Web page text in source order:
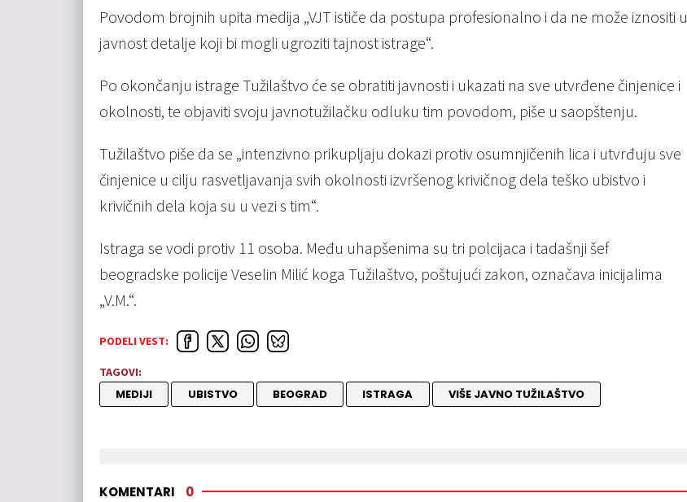
Povodom brojnih upita medija „VJT ističe da postupa profesionalno i da ne može iznositi u
javnost detalje koji bi mogli ugroziti tajnost istrage“.
Po okončanju istrage Tužilaštvo će se obratiti javnosti i ukazati na sve utvrđene činjenice i
okolnosti, te objaviti svoju javnotužilačku odluku tim povodom, piše u saopštenju.
Tužilaštvo piše da se „intenzivno prikupljaju dokazi protiv osumnjičenih lica i utvrđuju sve
činjenice u cilju rasvetljavanja svih okolnosti izvršenog krivičnog dela teško ubistvo i
krivičnih dela koja su u vezi s tim“.
Istraga se vodi protiv 11 osoba. Među uhapšenima su tri polcijaca i tadašnji šef
beogradske policije Veselin Milić koga Tužilaštvo, poštujući zakon, označava inicijalima
„V.M.“.
PODELI VEST:
TAGOVI:
MEDIJI UBISTVO BEOGRAD ISTRAGA VIŠE JAVNO TUŽILAŠTVO
KOMENTARI 0